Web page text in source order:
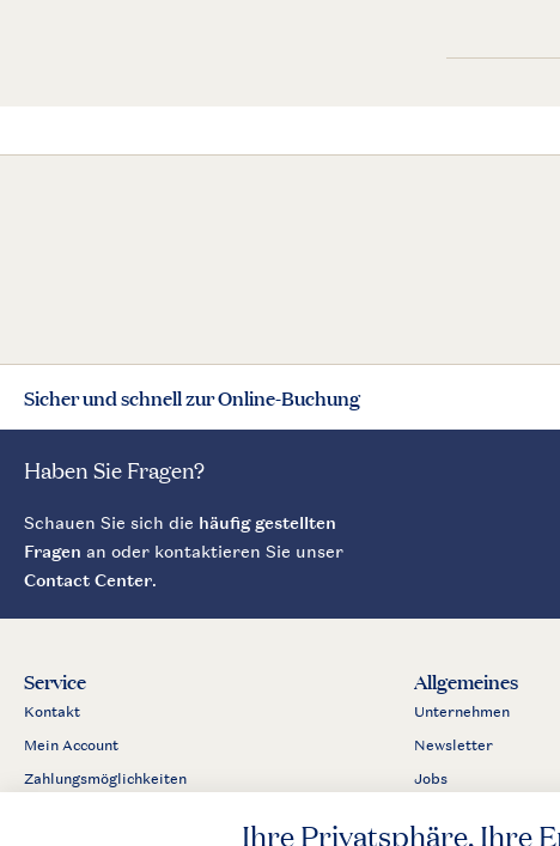
Sicher und schnell zur Online-Buchung
Haben Sie Fragen?
Schauen Sie sich die häufig gestellten
Fragen an oder kontaktieren Sie unser
Contact Center.
Service
Kontakt
Mein Account
Zahlungsmöglichkeiten
Allgemeines
Unternehmen
Newsletter
Jobs